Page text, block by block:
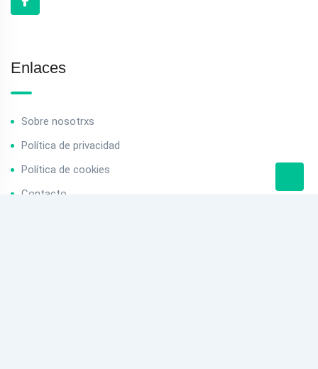
Enlaces
Sobre nosotrxs
Política de privacidad
Política de cookies
Contacto